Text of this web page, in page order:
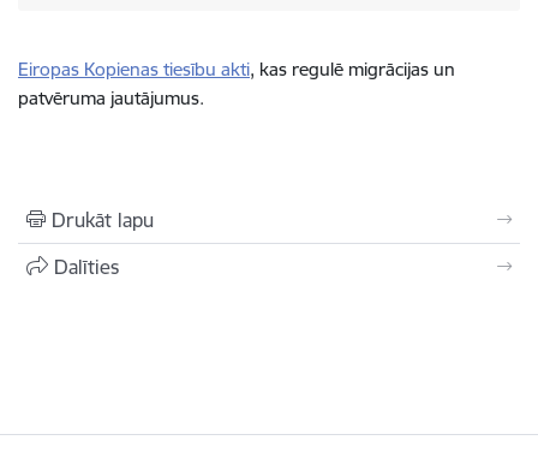
Eiropas Kopienas tiesību akti, kas regulē migrācijas un
patvēruma jautājumus.
Drukāt lapu
Dalīties